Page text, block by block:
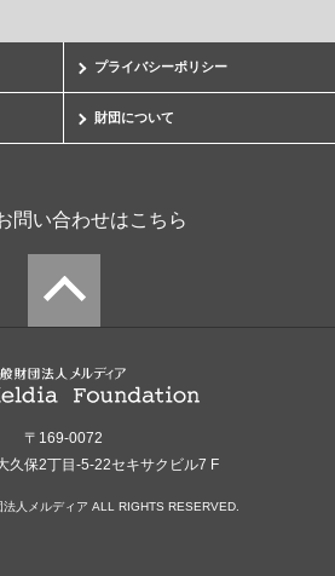
プライバシーポリシー
財団について
問い合わせはこちら
〒169-0072
久保2丁目-5-22セキサクビル7 F
人メルディア ALL RIGHTS RESERVED.